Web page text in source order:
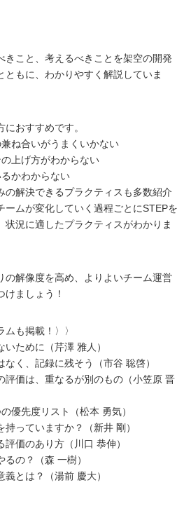
きこと、考えるべきことを架空の開発
ともに、わかりやすく解説していま
おすすめです。
ね合いがうまくいかない
上げ方がわからない
かわからない
の解決できるプラクティスも多数紹介
ームが変化していく過程ごとにSTEPを
状況に適したプラクティスがわかりま
の解像度を高め、よりよいチーム運営
ましょう！
ムも掲載！〉〉
いために（芹澤 雅人）
なく、記録に残そう（市谷 聡啓）
評価は、重なるが別のもの（小笠原 晋
優先度リスト（松本 勇気）
持っていますか？（新井 剛）
評価のあり方（川口 恭伸）
るの？（森 一樹）
義とは？（湯前 慶大）